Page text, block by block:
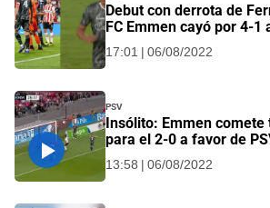
Debut con derrota de
FC Emmen cayó por 4-1
17:01 | 06/08/2022
PSV
Insólito: Emmen
para el 2-0 a favor de
13:58 | 06/08/2022